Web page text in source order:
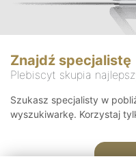
Znajdź specjalistę
Plebiscyt skupia
Szukasz specjalisty w
wyszukiwarkę. Korzystaj